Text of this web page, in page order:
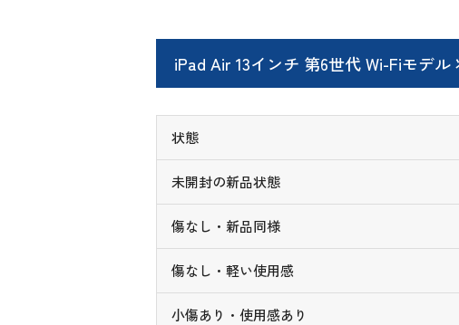
iPad Air 13インチ 第6世代 Wi-Fiモデ
状態
未開封の新品状態
傷なし・新品同様
傷なし・軽い使用感
小傷あり・使用感あり